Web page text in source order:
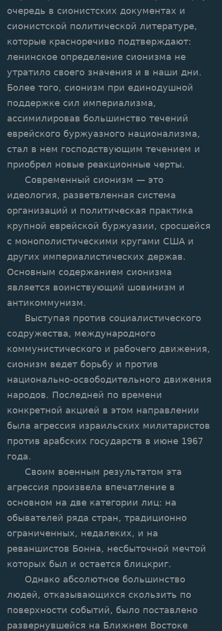
очередь в сионистских документах и
сионистской политической литературе,
которые красноречиво подтверждают:
ленинское определение сионизма не
утратило своего значения и в наши дни.
Более того, сионизм при единодушной
поддержке сил империализма,
ассимилировав большинство течений
еврейского буржуазного национализма,
стал в нем господствующим течением и
приобрел новые реакционные черты.
Современный сионизм — это
идеология, разветвленная система
организаций и политическая практика
крупной еврейской буржуазии, сросшейся
с монополистическими кругами США и
других империалистических держав.
Основным содержанием сионизма
является воинствующий шовинизм и
антикоммунизм.
Выступая против социалистического
содружества, международного
коммунистического и рабочего движения,
сионизм ведет борьбу и против
национально-освободительного движения
народов. Последней по времени
конкретной акцией в этом направлении
была агрессия израильских милитаристов
против арабских государств в июне 1967
года.
Своим военным результатом эта
агрессия произвела впечатление в
основном на две категории лиц: на
обывателей ряда стран, традиционно
ограниченных, недалеких, и на
реваншистов Бонна, несбыточной мечтой
которых был и остается блицкриг.
Однако абсолютное большинство
людей, отказывающихся скользить по
поверхности событий, было поставлено
развернувшейся на Ближнем Востоке